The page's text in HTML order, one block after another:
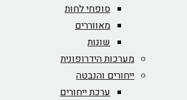
סופחי לחות
מאווררים
שונות
מערכות הידרופונית
ייחורים והנבטה
ערכת ייחורים